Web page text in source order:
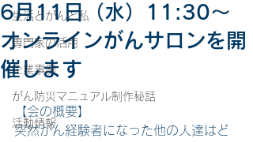
生活とがんと私
専門家の活用
企業事例
がん防災マニュアル制作秘話
活動情報
6月11日（水）11:30〜
オンラインがんサロンを開
催します
【会の概要】
突然がん経験者になった他の人達はど